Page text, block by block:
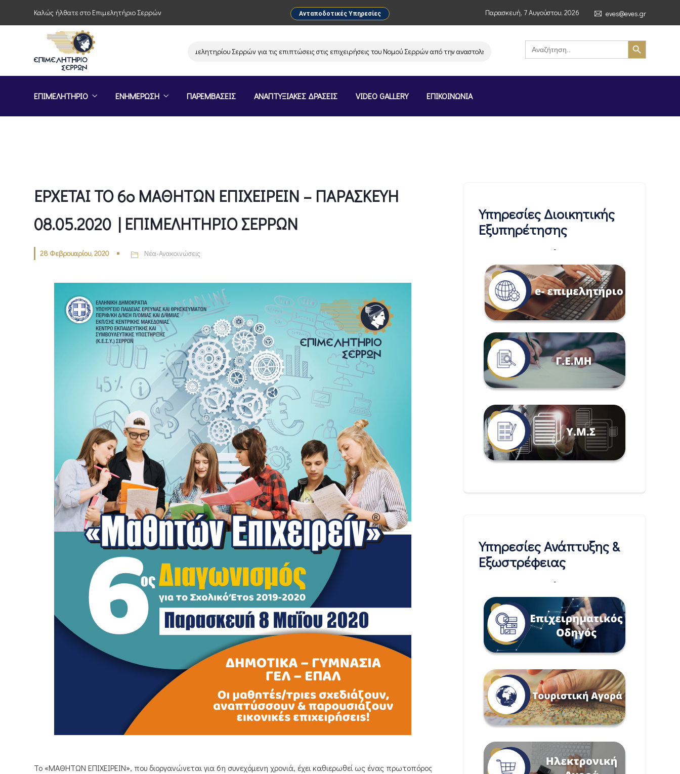
Καλώς ήλθατε στο Επιμελητήριο Σερρών Ανταποδοτικές Υπηρεσίες Παρασκευή, 7 Αυγούστου, 2026 eves@eves.gr
Παρέμβαση του Επιμελητηρίου Σερρών για τις επιπτώσεις στις επιχειρήσεις του Νομού Σερρών από την αναστολή λειτουργίας της αλυσίδας σούπερ μάρκετ MERE στην Ελλάδα –
Search
for:
Search Button
ΕΠΙΜΕΛΗΤΗΡΙΟ ΕΝΗΜΕΡΩΣΗ ΠΑΡΕΜΒΑΣΕΙΣ ΑΝΑΠΤΥΞΙΑΚΕΣ ΔΡΑΣΕΙΣ VIDEO GALLERY ΕΠΙΚΟΙΝΩΝΙΑ
ΕΡΧΕΤΑΙ ΤΟ 6ο ΜΑΘΗΤΩΝ ΕΠΙΧΕΙΡΕΙΝ – ΠΑΡΑΣΚΕΥΗ
08.05.2020 | ΕΠΙΜΕΛΗΤΗΡΙΟ ΣΕΡΡΩΝ
28 Φεβρουαρίου, 2020 Νέα-Ανακοινώσεις
Το «ΜΑΘΗΤΩΝ ΕΠΙΧΕΙΡΕΙΝ», που διοργανώνεται για 6η συνεχόμενη χρονιά, έχει καθιερωθεί ως ένας πρωτοπόρος
Υπηρεσίες Διοικητικής
Εξυπηρέτησης
-
Υπηρεσίες Ανάπτυξης &
Εξωστρέφειας
-